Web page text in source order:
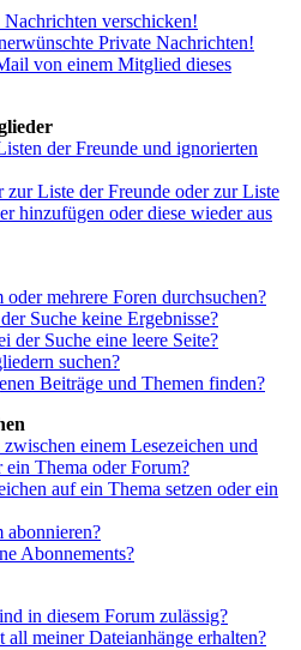
verschicken!
Private Nachrichten!
von einem Mitglied dieses
der Freunde und ignorierten
Liste der Freunde oder zur Liste
hinzufügen oder diese wieder aus
mehrere Foren durchsuchen?
Suche keine Ergebnisse?
der Suche eine leere Seite?
suchen?
Beiträge und Themen finden?
einem Lesezeichen und
Thema oder Forum?
auf ein Thema setzen oder ein
abonnieren?
Abonnements?
in diesem Forum zulässig?
meiner Dateianhänge erhalten?